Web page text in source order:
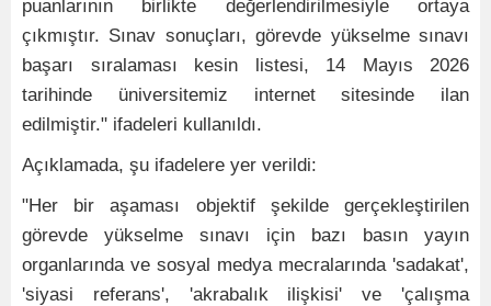
puanlarının birlikte değerlendirilmesiyle ortaya
çıkmıştır. Sınav sonuçları, görevde yükselme sınavı
başarı sıralaması kesin listesi, 14 Mayıs 2026
tarihinde üniversitemiz internet sitesinde ilan
edilmiştir." ifadeleri kullanıldı.
Açıklamada, şu ifadelere yer verildi:
"Her bir aşaması objektif şekilde gerçekleştirilen
görevde yükselme sınavı için bazı basın yayın
organlarında ve sosyal medya mecralarında 'sadakat',
'siyasi referans', 'akrabalık ilişkisi' ve 'çalışma